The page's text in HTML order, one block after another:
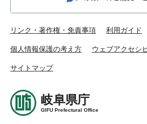
リンク・著作権・免責事項 利用ガイド
個人情報保護の考え方 ウェブアクセシ
サイトマップ
岐阜県庁
GIFU Prefectural Office